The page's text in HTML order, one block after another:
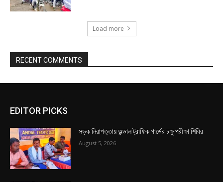
Load more
RECENT COMMENTS
EDITOR PICKS
সড়ক নিরাপত্তায় অন্ডাল ট্রাফিক গার্ডের চক্ষু পরীক্ষা শিবির
August 5, 2026